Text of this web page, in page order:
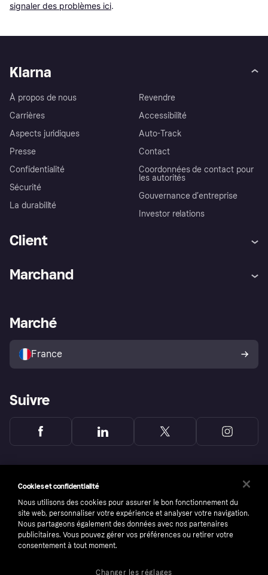
signaler des problèmes ici.
Klarna
À propos de nous
Carrières
Aspects juridiques
Presse
Confidentialité
Sécurité
La durabilité
Revendre
Accessibilité
Auto-Track
Contact
Coordonnées de contact pour
les autorités
Gouvernance d’entreprise
Investor relations
Client
Explorez les magasins
Politique de protection de
l’acheteur Klarna
Marchand
Portail Marchand
Marché
France
Suivre
Cookies et confidentialité
Nous utilisons des cookies pour assurer le bon fonctionnement du
site web, personnaliser votre expérience et analyser votre navigation.
Nous partageons également des données avec nos partenaires
publicitaires. Vous pouvez gérer vos préférences ou retirer votre
consentement à tout moment.
Changer les réglages